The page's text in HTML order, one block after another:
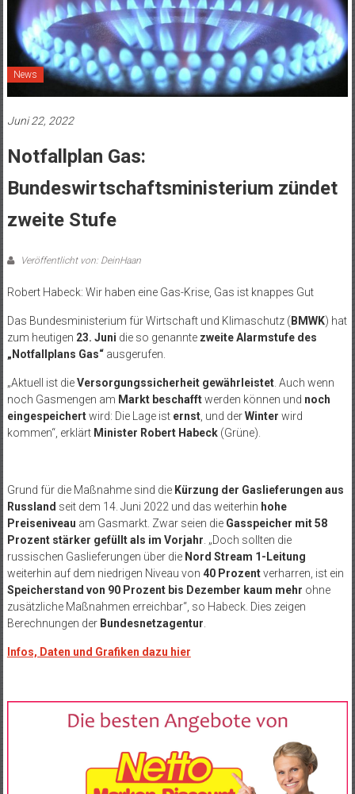
News
Juni 22, 2022
Notfallplan Gas:
Bundeswirtschaftsministerium zündet
zweite Stufe
Veröffentlicht von: DeinHaan
Robert Habeck: Wir haben eine Gas-Krise, Gas ist knappes Gut
Das Bundesministerium für Wirtschaft und Klimaschutz ( BMWK) hat
zum heutigen 23. Juni die so genanntezweite Alarmstufe des
„Notfallplans Gas“ausgerufen.
„Aktuell ist dieVersorgungssicherheit gewährleistet. Auch wenn
noch Gasmengen am Markt beschafftwerden können und noch
eingespeichertwird: Die Lage isternst, und derWinter wird
kommen“, erklärt Minister Robert Habeck(Grüne).
Grund für die Maßnahme sind die Kürzung der Gaslieferungen aus
Russland seit dem 14. Juni 2022 und das weiterhin hohe
Preiseniveau am Gasmarkt. Zwar seien dieGasspeicher mit 58
Prozent stärker gefüllt als im Vorjahr . „Doch sollten die
russischen Gaslieferungen über die Nord Stream 1-Leitung
weiterhin auf dem niedrigen Niveau von 40 Prozentverharren, ist ein
Speicherstand von 90 Prozent bis Dezember kaum mehr ohne
zusätzliche Maßnahmen erreichbar“, so Habeck. Dies zeigen
Berechnungen der Bundesnetzagentur
Infos, Daten und Grafiken dazu hier